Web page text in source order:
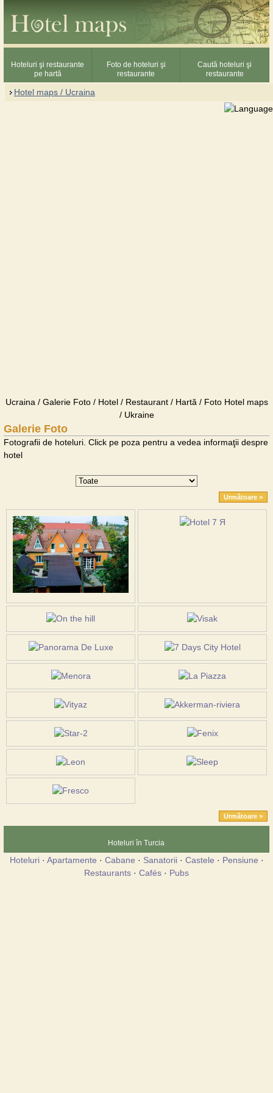
Hoteluri şi restaurante
pe hartă
Foto de hoteluri şi
restaurante
Caută hoteluri şi
restaurante
Hotel maps / Ucraina
Ucraina / Galerie Foto / Hotel / Restaurant / Hartă / Foto Hotel maps
/ Ukraine
Galerie Foto
Fotografii de hoteluri. Click pe poza pentru a vedea informaţii despre
hotel
Următoare >
Următoare >
Hoteluri în Turcia
Hoteluri· Apartamente · Cabane · Sanatorii· Castele · Pensiune ·
Restaurants · Cafés · Pubs